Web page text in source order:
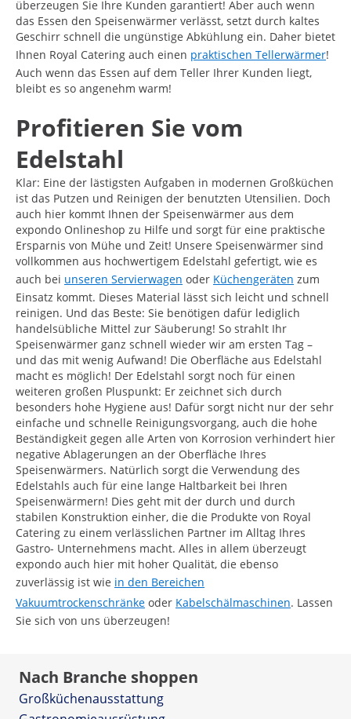
überzeugen Sie Ihre Kunden garantiert! Aber auch wenn
das Essen den Speisenwärmer verlässt, setzt durch kaltes
Geschirr schnell die ungünstige Abkühlung ein. Daher bietet
Ihnen Royal Catering auch einen praktischen Tellerwärmer!
Auch wenn das Essen auf dem Teller Ihrer Kunden liegt,
bleibt es so angenehm warm!
Profitieren Sie vom
Edelstahl
Klar: Eine der lästigsten Aufgaben in modernen Großküchen
ist das Putzen und Reinigen der benutzten Utensilien. Doch
auch hier kommt Ihnen der Speisenwärmer aus dem
expondo Onlineshop zu Hilfe und sorgt für eine praktische
Ersparnis von Mühe und Zeit! Unsere Speisenwärmer sind
vollkommen aus hochwertigem Edelstahl gefertigt, wie es
auch bei unseren Servierwagen oder Küchengeräten zum
Einsatz kommt. Dieses Material lässt sich leicht und schnell
reinigen. Und das Beste: Sie benötigen dafür lediglich
handelsübliche Mittel zur Säuberung! So strahlt Ihr
Speisenwärmer ganz schnell wieder wir am ersten Tag –
und das mit wenig Aufwand! Die Oberfläche aus Edelstahl
macht es möglich! Der Edelstahl sorgt noch für einen
weiteren großen Pluspunkt: Er zeichnet sich durch
besonders hohe Hygiene aus! Dafür sorgt nicht nur der sehr
einfache und schnelle Reinigungsvorgang, auch die hohe
Beständigkeit gegen alle Arten von Korrosion verhindert hier
negative Ablagerungen an der Oberfläche Ihres
Speisenwärmers. Natürlich sorgt die Verwendung des
Edelstahls auch für eine lange Haltbarkeit bei Ihren
Speisenwärmern! Dies geht mit der durch und durch
stabilen Konstruktion einher, die die Produkte von Royal
Catering zu einem verlässlichen Partner im Alltag Ihres
Gastro- Unternehmens macht. Alles in allem überzeugt
expondo auch hier mit hoher Qualität, die ebenso
zuverlässig ist wie in den Bereichen
Vakuumtrockenschränke oder Kabelschälmaschinen. Lassen
Sie sich von uns überzeugen!
Nach Branche shoppen
Großküchenausstattung